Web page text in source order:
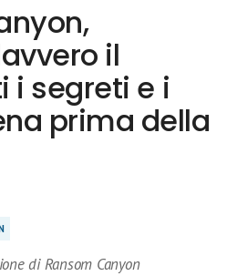
il
i segreti e i
prima della
di Ransom Canyon